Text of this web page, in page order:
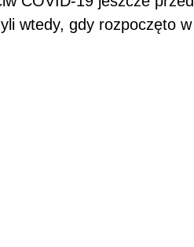
wtedy, gdy rozpoczęto